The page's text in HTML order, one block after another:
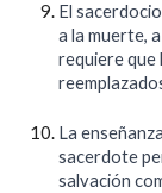
El
a la muerte,
requiere que
La
sacerdote
salvación